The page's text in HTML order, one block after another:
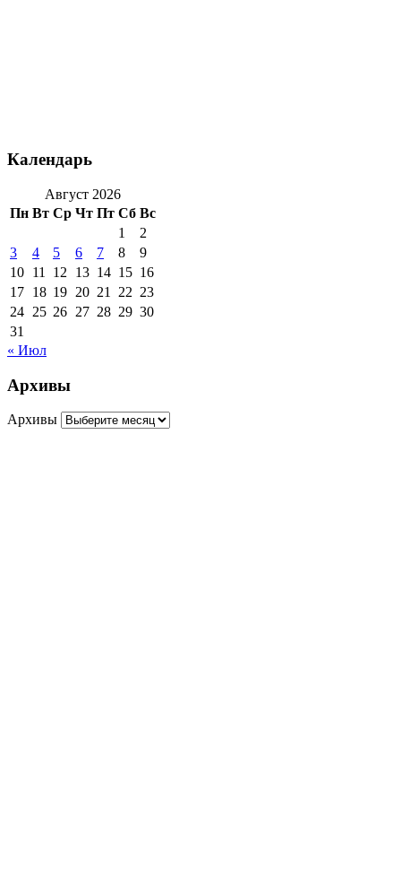
Календарь
Август 2026
Пн Вт Ср Чт Пт Сб Вс
1
2
3
4 5 6 7 8
9
10 11 12 13 14 15 16
17 18 19 20 21 22 23
24 25 26 27 28 29 30
31
« Июл
Архивы
Архивы